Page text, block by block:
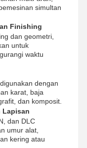
simultan
Finishing
dan geometri,
untuk
waktu
dengan
karat, baja
dan komposit.
Lapisan
dan DLC
umur alat,
kering atau